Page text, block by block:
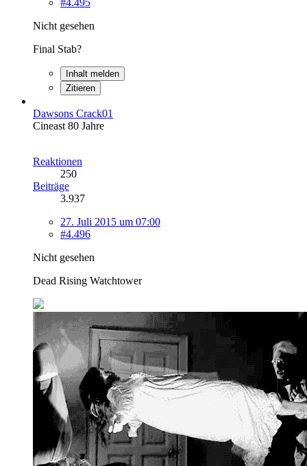
Nicht gesehen
Final Stab?
Inhalt melden
Zitieren
Dawsons Crack01
Cineast 80 Jahre
Reaktionen
250
Beiträge
3.937
27. Juli 2015 um 07:00
#4.496
Nicht gesehen
Dead Rising Watchtower